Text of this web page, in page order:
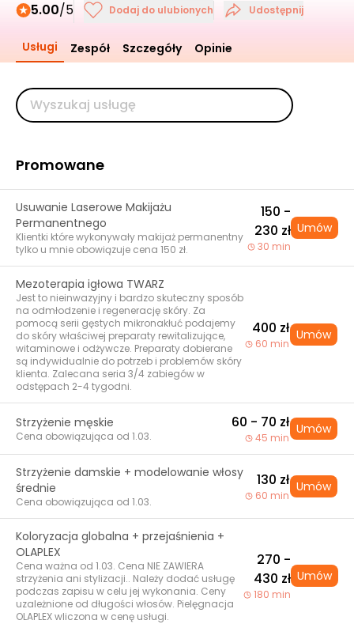
5.00/5 Dodaj do ulubionych Udostępnij
Usługi Zespół Szczegóły Opinie
Promowane
Usuwanie Laserowe Makijażu
Permanentnego
Klientki które wykonywały makijaż permanentny
tylko u mnie obowiązuje cena 150 zł.
150 -
230 zł
30 min
Umów
Mezoterapia igłowa TWARZ
Jest to nieinwazyjny i bardzo skuteczny sposób
na odmłodzenie i regenerację skóry. Za
pomocą serii gęstych mikronakłuć podajemy
do skóry właściwej preparaty rewitalizujące,
witaminowe i odżywcze. Preparaty dobierane
są indywidualnie do potrzeb i problemów skóry
klienta. Zalecana seria 3/4 zabiegów w
odstępach 2-4 tygodni.
400 zł
60 min
Umów
Strzyżenie męskie
Cena obowiązująca od 1.03.
60 - 70 zł
45 min
Umów
Strzyżenie damskie + modelowanie włosy
średnie
Cena obowiązująca od 1.03.
130 zł
60 min
Umów
Koloryzacja globalna + przejaśnienia +
OLAPLEX
Cena ważna od 1.03. Cena NIE ZAWIERA
strzyżenia ani stylizacji.. Należy dodać usługę
podczas zapisu w celu jej wykonania. Ceny
uzależnione od długości włosów. Pielęgnacja
OLAPLEX wliczona w cenę usługi.
270 -
430 zł
180 min
Umów